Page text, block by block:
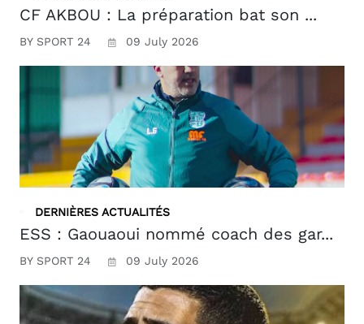
CF AKBOU : La préparation bat son ...
BY SPORT 24 09 July 2026
DERNIÈRES ACTUALITÉS
ESS : Gaouaoui nommé coach des gar...
BY SPORT 24 09 July 2026